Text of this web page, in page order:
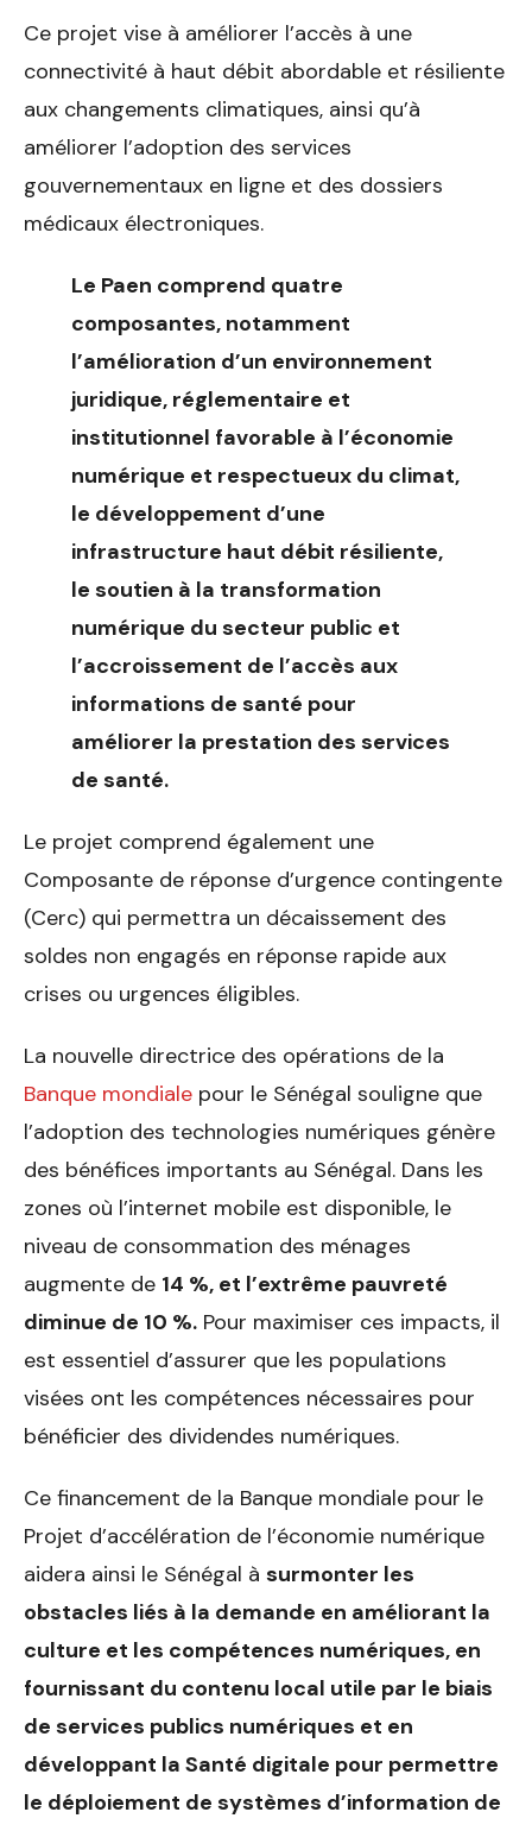
Ce projet vise à améliorer l’accès à une
connectivité à haut débit abordable et résiliente
aux changements climatiques, ainsi qu’à
améliorer l’adoption des services
gouvernementaux en ligne et des dossiers
médicaux électroniques.
Le Paen comprend quatre
composantes, notamment
l’amélioration d’un environnement
juridique, réglementaire et
institutionnel favorable à l’économie
numérique et respectueux du climat,
le développement d’une
infrastructure haut débit résiliente,
le soutien à la transformation
numérique du secteur public et
l’accroissement de l’accès aux
informations de santé pour
améliorer la prestation des services
de santé.
Le projet comprend également une
Composante de réponse d’urgence contingente
(Cerc) qui permettra un décaissement des
soldes non engagés en réponse rapide aux
crises ou urgences éligibles.
La nouvelle directrice des opérations de la
Banque mondiale pour le Sénégal souligne que
l’adoption des technologies numériques génère
des bénéfices importants au Sénégal. Dans les
zones où l’internet mobile est disponible, le
niveau de consommation des ménages
augmente de 14 %, et l’extrême pauvreté
diminue de 10 %. Pour maximiser ces impacts, il
est essentiel d’assurer que les populations
visées ont les compétences nécessaires pour
bénéficier des dividendes numériques.
Ce financement de la Banque mondiale pour le
Projet d’accélération de l’économie numérique
aidera ainsi le Sénégal à surmonter les
obstacles liés à la demande en améliorant la
culture et les compétences numériques, en
fournissant du contenu local utile par le biais
de services publics numériques et en
développant la Santé digitale pour permettre
le déploiement de systèmes d’information de